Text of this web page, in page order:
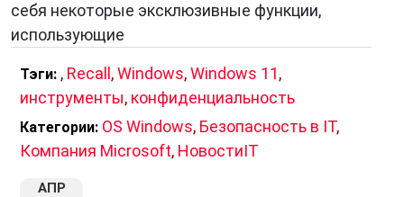
себя некоторые эксклюзивные функции,
использующие
Тэги: , Recall ,Windows,Windows 11,
инструменты, конфиденциальность
Категории: OS Windows, Безопасность в IT,
Компания Microsoft, НовостиIT
АПР